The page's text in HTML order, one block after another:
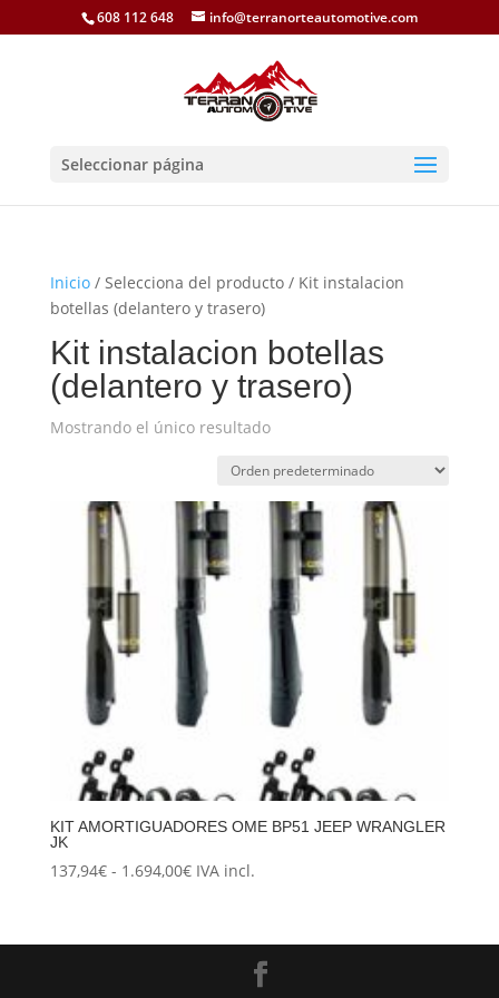
608 112 648 info@terranorteautomotive.com
Seleccionar página
Inicio/ Selecciona del producto / Kit instalacion
botellas (delantero y trasero)
Kit instalacion botellas
(delantero y trasero)
Mostrando el único resultado
KIT AMORTIGUADORES OME BP51 JEEP WRANGLER
JK
137,94€ - 1.694,00€Rango
desde
IVA incl.